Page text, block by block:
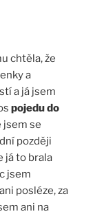
chtěla, že
a
a já jsem
pojedu do
jsem se
později
já to brala
jsem
posléze, za
ani na